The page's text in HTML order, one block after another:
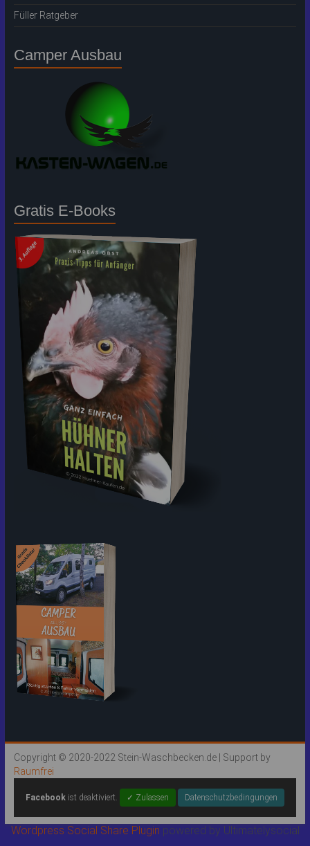
Füller Ratgeber
Camper Ausbau
Gratis E-Books
Copyright © 2020-2022 Stein-Waschbecken.de | Support by
Raumfrei
Facebookist deaktiviert. ✓ Zulassen Datenschutzbedingungen
Wordpress Social Share Plugin powered by Ultimatelysocial